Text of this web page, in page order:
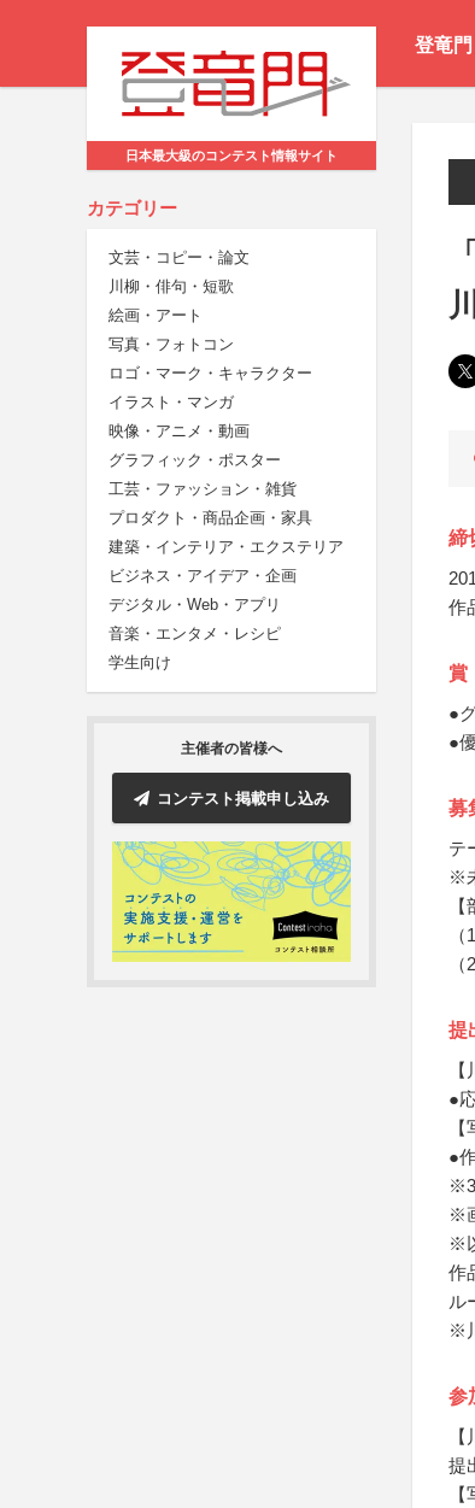
登竜
日本最大級のコンテスト情報サイト
カテゴリー
文芸・コピー・論文
川柳・俳句・短歌
絵画・アート
写真・フォトコン
ロゴ・マーク・キャラクター
イラスト・マンガ
映像・アニメ・動画
グラフィック・ポスター
工芸・ファッション・雑貨
プロダクト・商品企画・家具
建築・インテリア・エクステリア
ビジネス・アイデア・企画
デジタル・Web・アプリ
音楽・エンタメ・レシピ
学生向け
主催者の皆様へ
コンテスト掲載申し込み
締
作
賞
●
●
募
テ
※
【
提
【
●
【
●
※
※
作
ル
※
参
【
提
【